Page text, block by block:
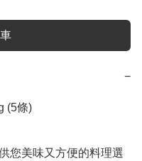
−
(5條)
您美味又方便的料理選